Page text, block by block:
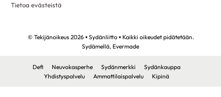
Tietoa evästeistä
© Tekijänoikeus 2026 • Sydänliitto • Kaikki oikeudet pidätetään.
Sydämellä, Evermade
Defi Neuvokasperhe Sydänmerkki
Sydänkauppa
Yhdistyspalvelu
Ammattilaispalvelu Kipinä